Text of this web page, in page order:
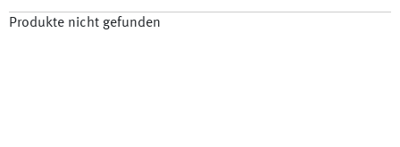
Produkte nicht gefunden